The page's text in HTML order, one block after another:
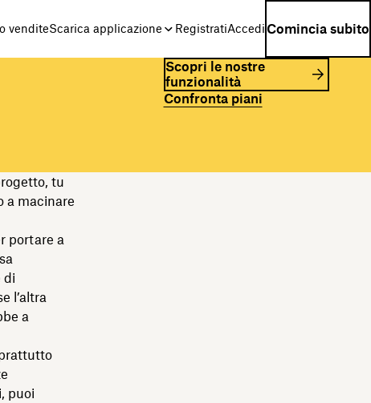
venditeScarica applicazione RegistratiAccedi Comincia subito
Scopri le nostre
funzionalità
Confronta piani
tu
a macinare
portare a
di
l’altra
a
puoi